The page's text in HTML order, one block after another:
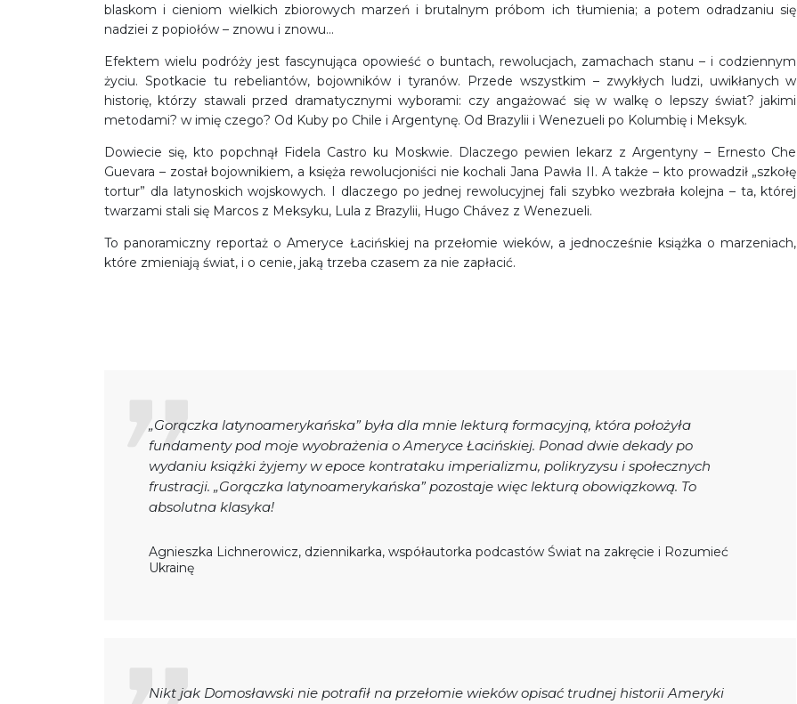
blaskom i cieniom wielkich zbiorowych marzeń i brutalnym próbom ich tłumienia; a potem odradzaniu się
nadziei z popiołów – znowu i znowu…
Efektem wielu podróży jest fascynująca opowieść o buntach, rewolucjach, zamachach stanu – i codziennym
życiu. Spotkacie tu rebeliantów, bojowników i tyranów. Przede wszystkim – zwykłych ludzi, uwikłanych w
historię, którzy stawali przed dramatycznymi wyborami: czy angażować się w walkę o lepszy świat? jakimi
metodami? w imię czego? Od Kuby po Chile i Argentynę. Od Brazylii i Wenezueli po Kolumbię i Meksyk.
Dowiecie się, kto popchnął Fidela Castro ku Moskwie. Dlaczego pewien lekarz z Argentyny – Ernesto Che
Guevara – został bojownikiem, a księża rewolucjoniści nie kochali Jana Pawła II. A także – kto prowadził „szkołę
tortur” dla latynoskich wojskowych. I dlaczego po jednej rewolucyjnej fali szybko wezbrała kolejna – ta, której
twarzami stali się Marcos z Meksyku, Lula z Brazylii, Hugo Chávez z Wenezueli.
To panoramiczny reportaż o Ameryce Łacińskiej na przełomie wieków, a jednocześnie książka o marzeniach,
które zmieniają świat, i o cenie, jaką trzeba czasem za nie zapłacić.
„Gorączka latynoamerykańska” była dla mnie lekturą formacyjną, która położyła
fundamenty pod moje wyobrażenia o Ameryce Łacińskiej. Ponad dwie dekady po
wydaniu książki żyjemy w epoce kontrataku imperializmu, polikryzysu i społecznych
frustracji. „Gorączka latynoamerykańska” pozostaje więc lekturą obowiązkową. To
absolutna klasyka!
Agnieszka Lichnerowicz, dziennikarka, współautorka podcastów Świat na zakręcie i Rozumieć
Ukrainę
Nikt jak Domosławski nie potrafił na przełomie wieków opisać trudnej historii Ameryki